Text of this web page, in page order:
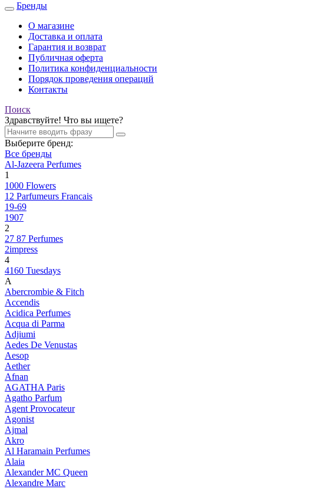
Бренды
О магазине
Доставка и оплата
Гарантия и возврат
Публичная оферта
Политика конфиденциальности
Порядок проведения операций
Контакты
Поиск
Здравствуйте! Что вы ищете?
Выберите бренд:
Все бренды
Al-Jazeera Perfumes
1
1000 Flowers
12 Parfumeurs Francais
19-69
1907
2
27 87 Perfumes
2impress
4
4160 Tuesdays
A
Abercrombie & Fitch
Accendis
Acidica Perfumes
Acqua di Parma
Adjiumi
Aedes De Venustas
Aesop
Aether
Afnan
AGATHA Paris
Agatho Parfum
Agent Provocateur
Agonist
Ajmal
Akro
Al Haramain Perfumes
Alaia
Alexander MC Queen
Alexandre Marc